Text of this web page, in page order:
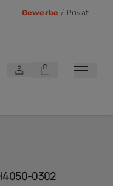
Gewerbe / Privat
0302